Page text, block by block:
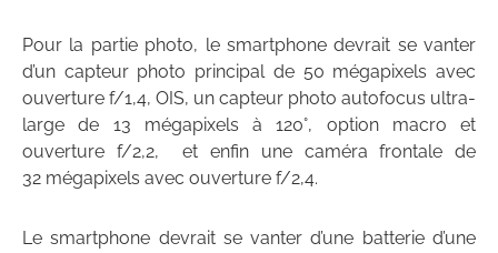
Pour la partie photo, le smartphone devrait se vanter
d’un capteur photo principal de 50 mégapixels avec
ouverture f/1,4, OIS, un capteur photo autofocus ultra-
large de 13 mégapixels à 120°, option macro et
ouverture f/2,2, et enfin une caméra frontale de
32 mégapixels avec ouverture f/2,4.
Le smartphone devrait se vanter d’une batterie d’une